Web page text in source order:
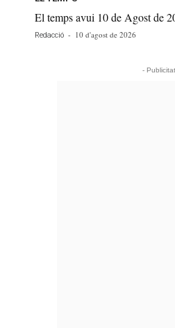
El temps avui 10 de Agost de
Redacció - 10 d'agost de 2026
-